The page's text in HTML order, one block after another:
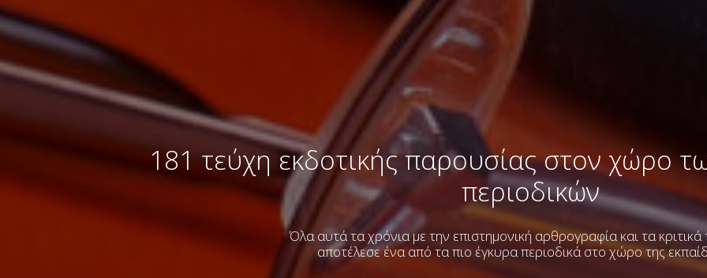
181 τεύχη εκδοτικής παρουσίας στον χώρο
περιοδικών
Όλα αυτά τα χρόνια με την επιστημονική αρθρογραφία και τα κριτικά
αποτέλεσε ένα από τα πιο έγκυρα περιοδικά στο χώρο της